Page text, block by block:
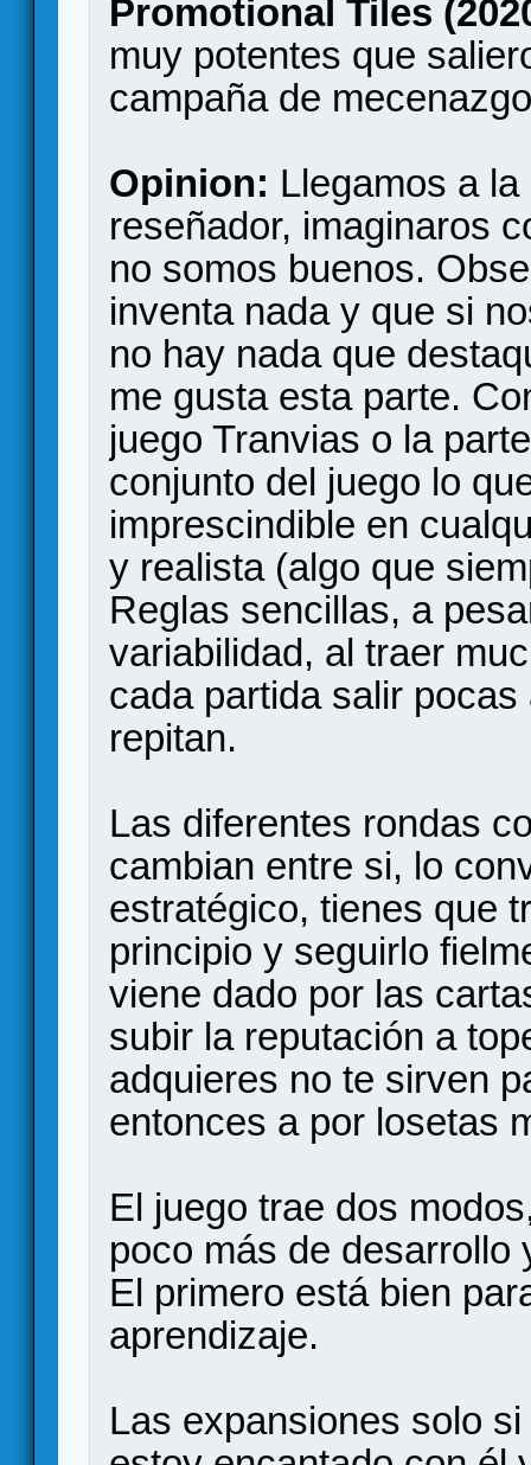
Promotional Tiles
muy potentes que
campaña de
Opinion: Llegamos a
reseñador, imaginaros
no somos buenos.
inventa nada y que si
no hay nada que
me gusta esta parte.
juego Tranvias o la
conjunto del juego lo
imprescindible en
y realista (algo que
Reglas sencillas, a
variabilidad, al traer
cada partida salir
repitan.
Las diferentes rondas
cambian entre si, lo
estratégico, tienes que
principio y seguirlo
viene dado por las
subir la reputación a
adquieres no te sirven
entonces a por losetas
El juego trae dos
poco más de desarrollo
El primero está bien
aprendizaje.
Las expansiones solo